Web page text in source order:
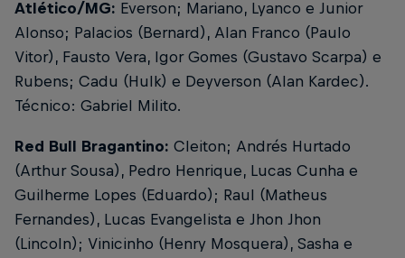
Atlético/MG: Everson; Mariano, Lyanco e Junior
Alonso; Palacios (Bernard), Alan Franco (Paulo
Vitor), Fausto Vera, Igor Gomes (Gustavo Scarpa) e
Rubens; Cadu (Hulk) e Deyverson (Alan Kardec).
Técnico: Gabriel Milito.
Red Bull Bragantino: Cleiton; Andrés Hurtado
(Arthur Sousa), Pedro Henrique, Lucas Cunha e
Guilherme Lopes (Eduardo); Raul (Matheus
Fernandes), Lucas Evangelista e Jhon Jhon
(Lincoln); Vinicinho (Henry Mosquera), Sasha e